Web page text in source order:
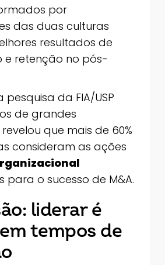
por
das duas culturas
resultados de
e retenção no pós-
pesquisa da FIA/USP
de grandes
que mais de 60%
consideram as ações
para o sucesso de M&A.
liderar é
tempos de